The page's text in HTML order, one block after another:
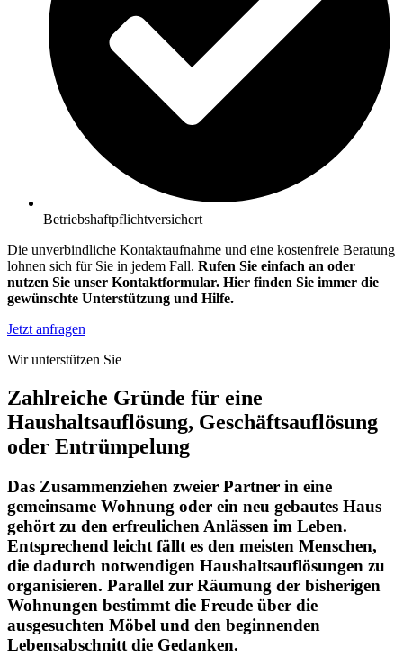
Betriebshaftpflichtversichert
Die unverbindliche Kontaktaufnahme und eine kostenfreie Beratung
lohnen sich für Sie in jedem Fall. Rufen Sie einfach an oder
nutzen Sie unser Kontaktformular. Hier finden Sie immer die
gewünschte Unterstützung und Hilfe.
Jetzt anfragen
Wir unterstützen Sie
Zahlreiche Gründe für eine
Haushaltsauflösung, Geschäftsauflösung
oder Entrümpelung
Das Zusammenziehen zweier Partner in eine
gemeinsame Wohnung oder ein neu gebautes Haus
gehört zu den erfreulichen Anlässen im Leben.
Entsprechend leicht fällt es den meisten Menschen,
die dadurch notwendigen Haushaltsauflösungen zu
organisieren. Parallel zur Räumung der bisherigen
Wohnungen bestimmt die Freude über die
ausgesuchten Möbel und den beginnenden
Lebensabschnitt die Gedanken.